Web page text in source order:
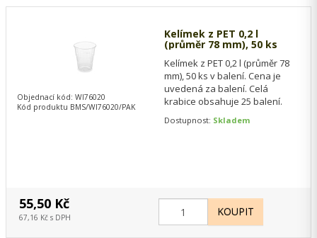
Kelímek z PET 0,2 l
(průměr 78 mm), 50 ks
Kelímek z PET 0,2 l (průměr 78
mm), 50 ks v balení. Cena je
uvedená za balení. Celá
krabice obsahuje 25 balení.
Dostupnost: Skladem
Objednací kód: WI76020
Kód produktu BMS/WI76020/PAK
55,50 Kč
67,16 Kč s DPH